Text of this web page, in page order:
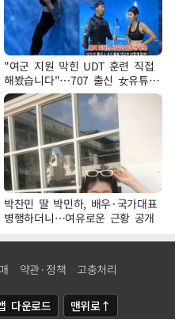
"여군 지원 막힌 UDT 훈련 직접
해봤습니다"…707 출신 女유튜버
'완벽 소화'
박찬민 딸 박민하, 배우·국가대표
병행하더니…여유로운 근황 공개
약관·정책 고충처리
다운로드 맨위로↑